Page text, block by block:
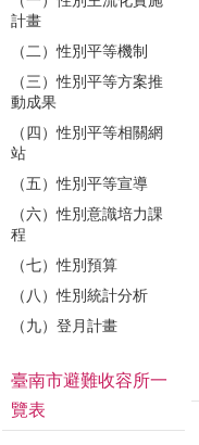
計畫
（二）性別平等機制
（三）性別平等方案推
動成果
（四）性別平等相關網
站
（五）性別平等宣導
（六）性別意識培力課
程
（七）性別預算
（八）性別統計分析
（九）登月計畫
臺南市避難收容所一
覽表